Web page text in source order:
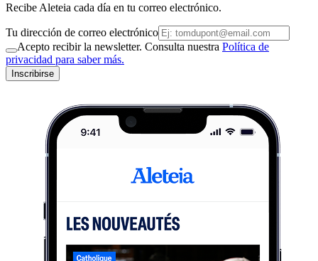
Recibe Aleteia cada día en tu correo electrónico.
Tu dirección de correo electrónico
Acepto recibir la newsletter. Consulta nuestra Política de
privacidad para saber más.
Inscribirse